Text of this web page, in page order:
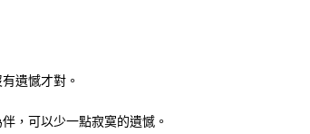
遺憾才對。
，可以少一點寂寞的遺憾。